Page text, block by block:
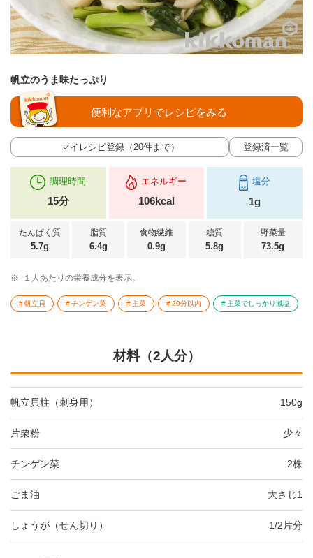
帆立のうま味たっぷり
マイレシピ登録（20件まで） 登録済一覧
便利なアプリでレシピをみる
調理時間
15分
エネルギー
106kcal
塩分
1g
たんぱく質
5.7g
脂質
6.4g
食物繊維
0.9g
糖質
5.8g
野菜量
73.5g
※ １人あたりの栄養成分を表示。
帆立貝 チンゲン菜 主菜 20分以内 主菜でしっかり減塩
材料（2人分）
帆立貝柱（刺身用） 150g
片栗粉 少々
チンゲン菜 2株
ごま油 大さじ1
しょうが（せん切り） 1/2片分